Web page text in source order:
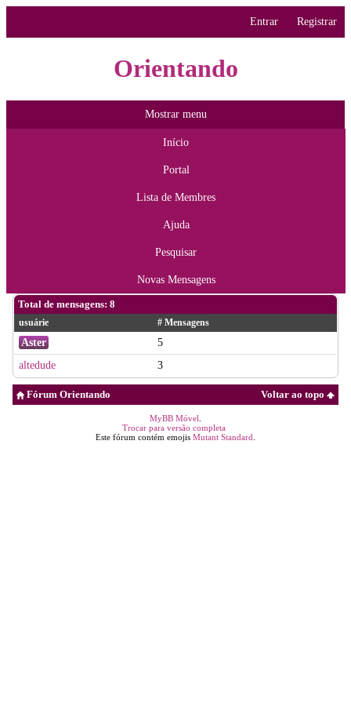
Entrar Registrar
Orientando
Mostrar menu
Início
Portal
Lista de Membres
Ajuda
Pesquisar
Novas Mensagens
Total de mensagens: 8
usuárie # Mensagens
Aster
5
altedude
3
Voltar ao topo
Fórum Orientando
MyBB Móvel
Trocar para versão completa
Este fórum contém emojis Mutant Standard